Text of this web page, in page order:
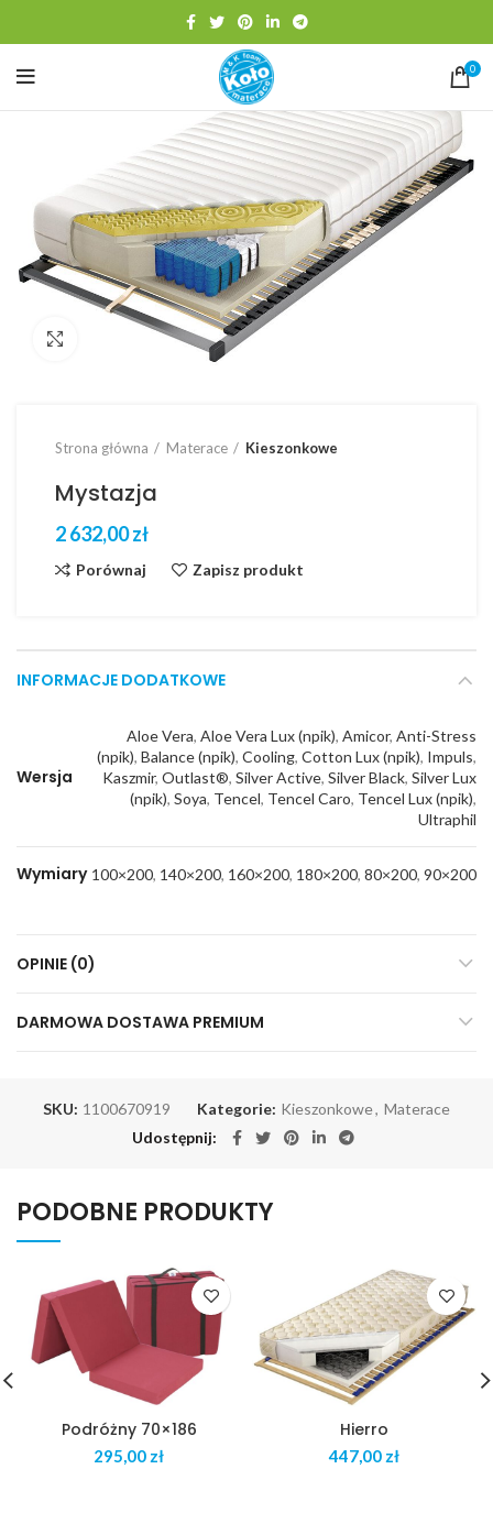
0
Click to enlarge
Strona główna Materace Kieszonkowe
Mystazja
zł
Porównaj Zapisz produkt
INFORMACJE DODATKOWE
Wersja
Aloe Vera, Aloe Vera Lux (npik), Amicor, Anti-Stress
(npik), Balance (npik), Cooling, Cotton Lux (npik), Impuls,
Kaszmir, Outlast®, Silver Active, Silver Black, Silver Lux
(npik), Soya, Tencel, Tencel Caro, Tencel Lux (npik),
Ultraphil
Wymiary 100×200, 140×200, 160×200, 180×200, 80×200, 90×200
OPINIE (0)
DARMOWA DOSTAWA PREMIUM
SKU: 1100670919 Kategorie: Kieszonkowe, Materace
Udostępnij
PODOBNE PRODUKTY
Podróżny 70×186
zł
Hierro
zł